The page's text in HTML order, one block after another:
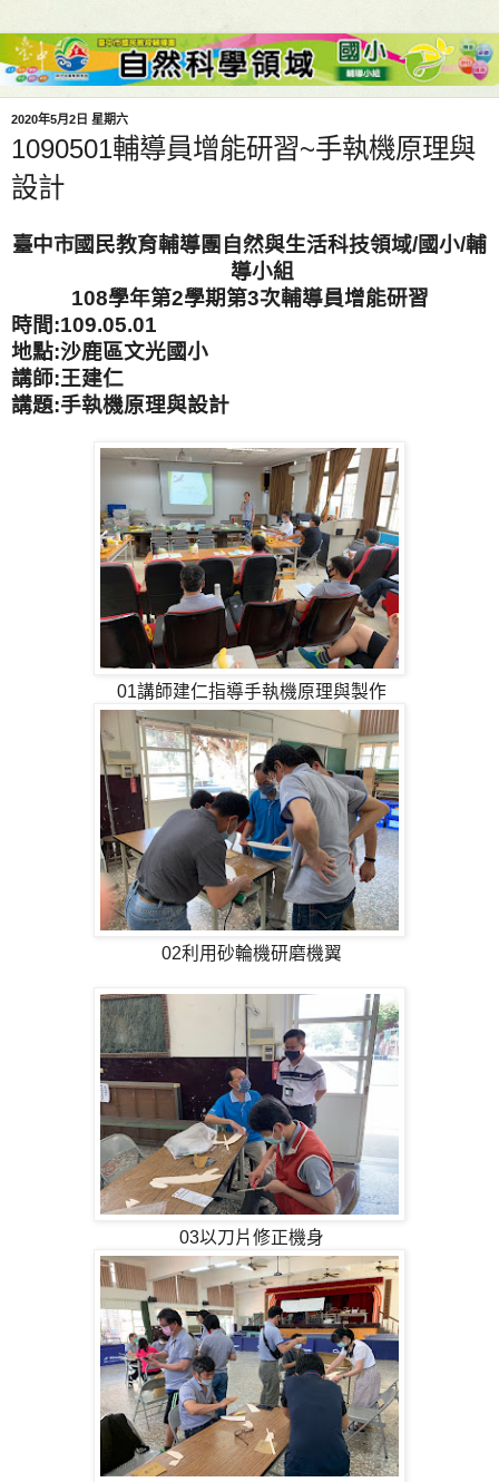
2020年5月2日 星期六
1090501輔導員增能研習~手執機原理與
設計
臺中市國民教育輔導團自然與生活科技領域/國小/輔
導小組
108學年第2學期第3次輔導員增能研習
時間:109.05.01
地點:沙鹿區文光國小
講師:王建仁
講題:手執機原理與設計
01講師建仁指導手執機原理與製作
02利用砂輪機研磨機翼
03以刀片修正機身